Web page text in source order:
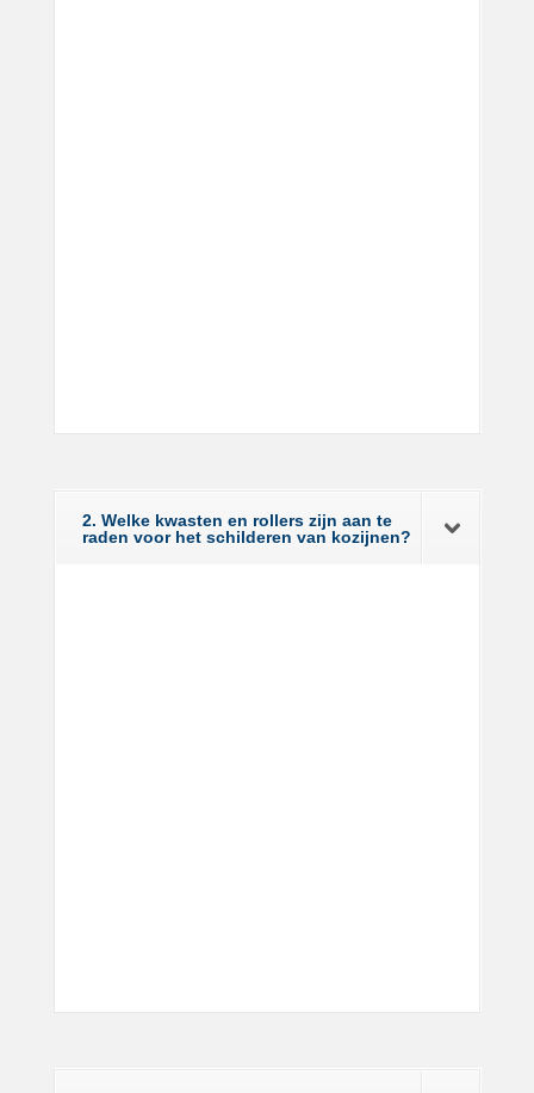
2. Welke kwasten en rollers zijn aan te
raden voor het schilderen van kozijnen?